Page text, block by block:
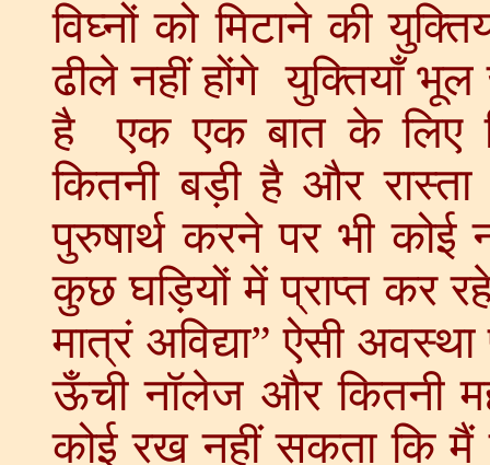
विघ्नों को मिटाने की
ढीले नहीं होंगे युक्तियाँ भूल
है एक एक बात के लिए
कितनी बड़ी है और
पुरुषार्थ करने पर भी
कुछ घड़ियों में प्राप्त कर
मात्रं अविद्या” ऐसी
ऊँची नॉलेज और कितनी
कोई रख नहीं सकता कि